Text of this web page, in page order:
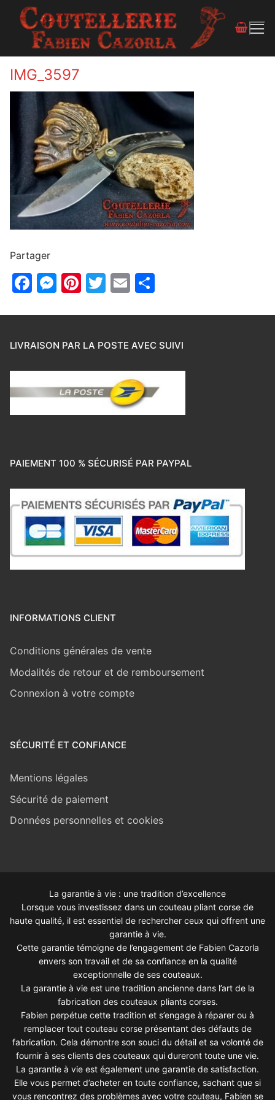
IMG_3597
Partager
Facebook
Messenger
Pinterest
Twitter
Email
LIVRAISON PAR LA POSTE AVEC SUIVI
PAIEMENT 100 % SÉCURISÉ PAR PAYPAL
INFORMATIONS CLIENT
Conditions générales de vente
Modalités de retour et de remboursement
Connexion à votre compte
SÉCURITÉ ET CONFIANCE
Mentions légales
Sécurité de paiement
Données personnelles et cookies
La garantie à vie : une tradition d’excellence
Lorsque vous investissez dans un couteau pliant corse de
haute qualité, il est essentiel de rechercher ceux qui offrent une
garantie à vie.
Cette garantie témoigne de l’engagement de Fabien Cazorla
envers son travail et de sa confiance en la qualité
exceptionnelle de ses couteaux.
La garantie à vie est une tradition ancienne dans l’art de la
fabrication des couteaux pliants corses.
Fabien perpétue cette tradition et s’engage à réparer ou à
remplacer tout couteau corse présentant des défauts de
fabrication. Cela démontre son souci du détail et sa volonté de
fournir à ses clients des couteaux qui dureront toute une vie.
La garantie à vie est également une garantie de satisfaction.
Elle vous permet d’acheter en toute confiance, sachant que si
vous rencontrez des problèmes avec votre couteau, Fabien se